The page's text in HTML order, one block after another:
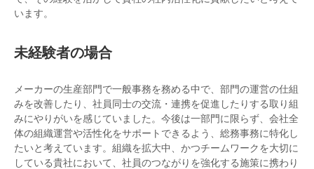
います。
未経験者の場合
メーカーの生産部門で一般事務を務める中で、部門の運営の仕組
みを改善したり、社員同士の交流・連携を促進したりする取り組
みにやりがいを感じていました。今後は一部門に限らず、会社全
体の組織運営や活性化をサポートできるよう、総務事務に特化し
たいと考えています。組織を拡大中、かつチームワークを大切に
している貴社において、社員のつながりを強化する施策に携わり